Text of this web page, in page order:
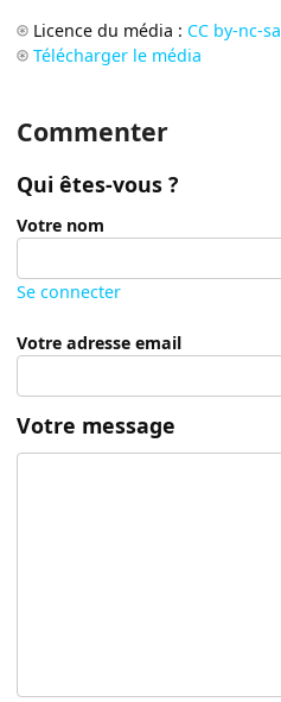
Licence du média : CC by-nc-sa
Télécharger le média
Commenter
Qui êtes-vous ?
Votre nom
Se connecter
Votre adresse email
Votre message